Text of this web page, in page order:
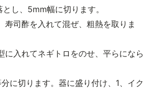
し、5mm幅に切ります。
寿司酢を入れて混ぜ、粗熱を取りま
に入れてネギトロをのせ、平らになら
に切ります。器に盛り付け、1、イク